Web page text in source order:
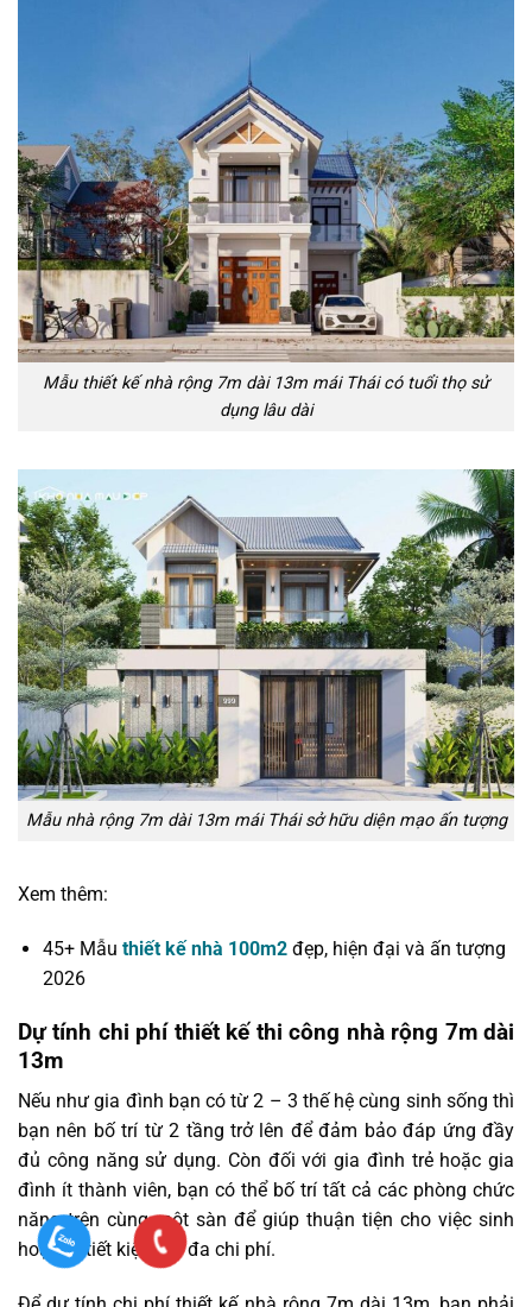
Mẫu thiết kế nhà rộng 7m dài 13m mái Thái có tuổi thọ sử
dụng lâu dài
Mẫu nhà rộng 7m dài 13m mái Thái sở hữu diện mạo ấn tượng
Xem thêm:
45+ Mẫu thiết kế nhà 100m2đẹp, hiện đại và ấn tượng
2026
Dự tính chi phí thiết kế thi công nhà rộng 7m dài
13m
Nếu như gia đình bạn có từ 2 – 3 thế hệ cùng sinh sống thì
bạn nên bố trí từ 2 tầng trở lên để đảm bảo đáp ứng đầy
đủ công năng sử dụng. Còn đối với gia đình trẻ hoặc gia
đình ít thành viên, bạn có thể bố trí tất cả các phòng chức
năng trên cùng một sàn để giúp thuận tiện cho việc sinh
hoạt và tiết kiệm tối đa chi phí.